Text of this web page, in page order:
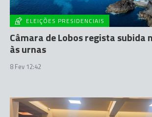
ELEIÇÕES PRESIDENCIAIS
Câmara de Lobos regista subida
às urnas
8 Fev 12:42